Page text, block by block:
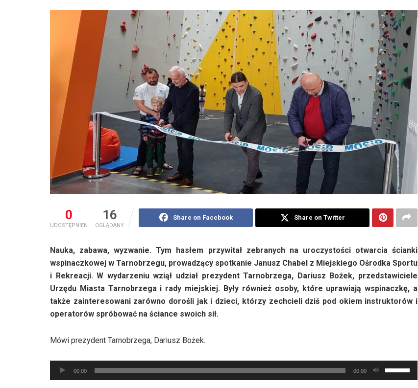
0
UDOSTĘPNIEŃ
16
OGLĄDANY
Share on Facebook Share on Twitter
Nauka, zabawa, wyzwanie. Tym hasłem przywitał zebranych na uroczystości otwarcia ścianki
wspinaczkowej w Tarnobrzegu, prowadzący spotkanie Janusz Chabel z Miejskiego Ośrodka Sportu
i Rekreacji. W wydarzeniu wziął udział prezydent Tarnobrzega, Dariusz Bożek, przedstawiciele
Urzędu Miasta Tarnobrzega i rady miejskiej. Były również osoby, które uprawiają wspinaczkę, a
także zainteresowani zarówno dorośli jak i dzieci, którzy zechcieli dziś pod okiem instruktorów i
operatorów spróbować na ściance swoich sił.
Mówi prezydent Tarnobrzega, Dariusz Bożek.
Odtwarzacz
plików
00:00 00:00
strzałek